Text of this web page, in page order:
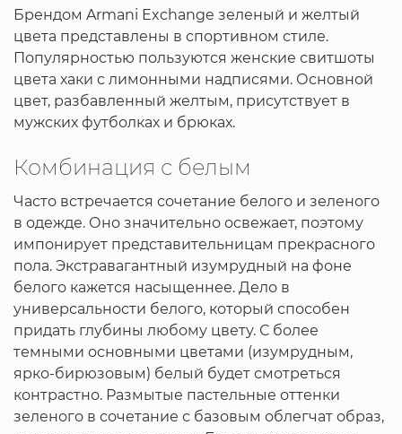
Брендом Armani Exchange зеленый и желтый
цвета представлены в спортивном стиле.
Популярностью пользуются женские свитшоты
цвета хаки с лимонными надписями. Основной
цвет, разбавленный желтым, присутствует в
мужских футболках и брюках.
Комбинация с белым
Часто встречается сочетание белого и зеленого
в одежде. Оно значительно освежает, поэтому
импонирует представительницам прекрасного
пола. Экстравагантный изумрудный на фоне
белого кажется насыщеннее. Дело в
универсальности белого, который способен
придать глубины любому цвету. С более
темными основными цветами (изумрудным,
ярко-бирюзовым) белый будет смотреться
контрастно. Размытые пастельные оттенки
зеленого в сочетание с базовым облегчат образ,